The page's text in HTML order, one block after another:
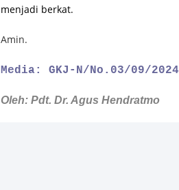
menjadi berkat.
Amin.
Media: GKJ-N/No.03/09/2024
Oleh: Pdt. Dr. Agus Hendratmo